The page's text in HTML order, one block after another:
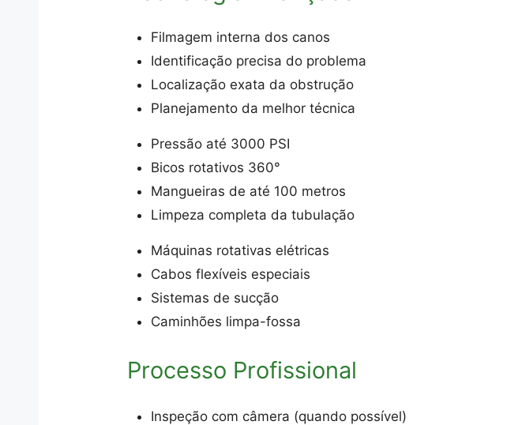
Filmagem interna dos canos
Identificação precisa do problema
Localização exata da obstrução
Planejamento da melhor técnica
Pressão até 3000 PSI
Bicos rotativos 360°
Mangueiras de até 100 metros
Limpeza completa da tubulação
Máquinas rotativas elétricas
Cabos flexíveis especiais
Sistemas de sucção
Caminhões limpa-fossa
Processo Profissional
Inspeção com câmera (quando possível)